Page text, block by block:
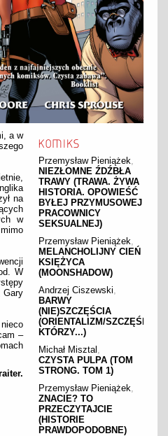
Przemysław Pieniążek,
NIEZŁOMNE ŹDŹBŁA
TRAWY (TRAWA. ŻYWA
HISTORIA. OPOWIEŚĆ
BYŁEJ PRZYMUSOWEJ
PRACOWNICY
SEKSUALNEJ)
Przemysław Pieniążek,
MELANCHOLIJNY CIEŃ
KSIĘŻYCA
(MOONSHADOW)
Andrzej Ciszewski,
BARWY
(NIE)SZCZĘŚCIA
(ORIENTALIZM/SZCZĘŚLIWI,
KTÓRZY...)
Michał Misztal ,
CZYSTA PULPA (TOM
STRONG. TOM 1)
Przemysław Pieniążek,
ZNACIE? TO
PRZECZYTAJCIE
(HISTORIE
PRAWDOPODOBNE)
a w
na
w
W
Gary
–